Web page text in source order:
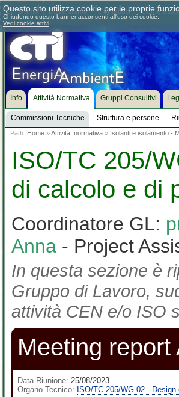
Chi siamo Dove siamo Contattaci Come
Info Attività Normativa
Commissioni Tecniche Struttura e persone
Gruppi Consultivi
Path: Home »Attività normativa » Isolanti e isolamento -
ISO/TC 205/
di calcolo e di
Coordinatore GL:
Anna - Project
In questa sezione è
Gruppo di Lavoro,
attività CEN e/o ISO
Meeting
Data Riunione: 25/08/2023
Organo Tecnico: ISO/TC 205/WG 02 -
Questo sito utilizza cookie per le proprie
Chiudendo questo banner acconsenti all'uso dei cookie.
Vedi cookie attivi